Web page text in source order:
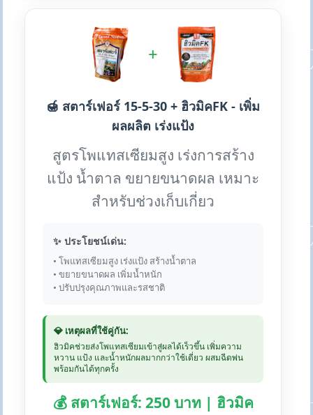
+
🍯 สตาร์เฟอร์ 15-5-30 + ฮิวมิคFK - เพิ่ม
ผลผลิต เร่งแป้ง
สูตรโพแทสเซียมสูง เร่งการสร้าง
แป้ง น้ำตาล ขยายขนาดผล เหมาะ
สำหรับช่วงเก็บเกี่ยว
✨ ประโยชน์เด่น:
• โพแทสเซียมสูง เร่งแป้ง สร้างน้ำตาล
• ขยายขนาดผล เพิ่มน้ำหนัก
• ปรับปรุงคุณภาพและรสชาติ
💎 เหตุผลที่ใช้คู่กัน:
ฮิวมิคช่วยส่งโพแทสเซียมเข้าสู่ผลได้เร็วขึ้น เพิ่มความ
หวาน แป้ง และน้ำหนักผลมากกว่าใช้เดี่ยว ผสมฉีดพ่น
พร้อมกันได้ทุกครั้ง
💰 สตาร์เฟอร์: 250 บาท | ฮิวมิค